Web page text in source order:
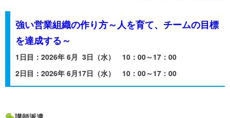
強い営業組織の作り方～人を育て、チームの目標
を達成する～
1日目：2026年 6月 3日（水） 10：00～17：00
2日目：2026年 6月17日（水） 10：00～17：00